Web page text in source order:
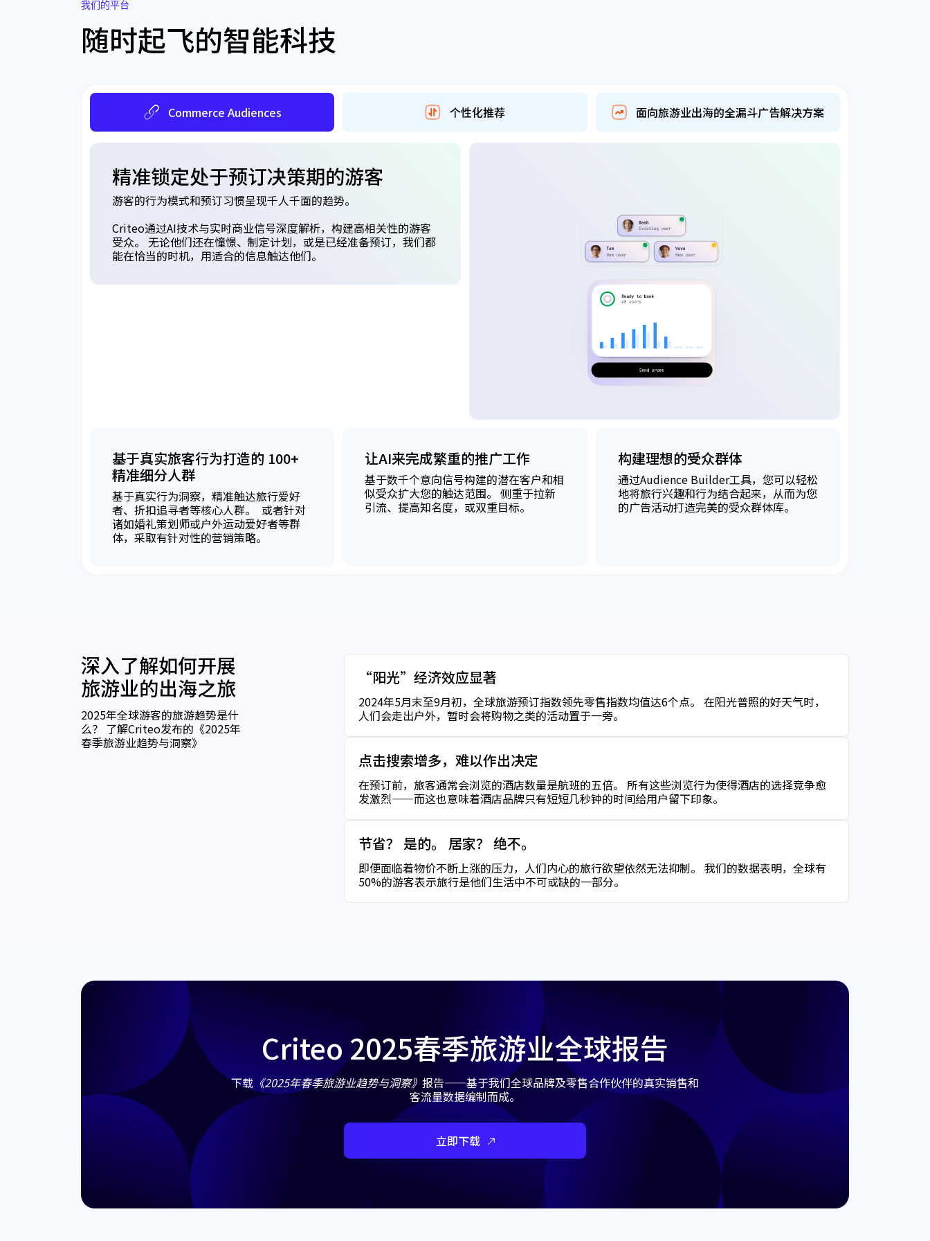
我们的平台
随时起飞的智能科技
Commerce Audiences 个性化推荐 面向旅游业出海的全漏斗广告解决方案
精准锁定处于预订决策期的游客
游客的行为模式和预订习惯呈现千人千面的趋势。
Criteo通过AI技术与实时商业信号深度解析，构建高相关性的游客
受众。 无论他们还在憧憬、制定计划，或是已经准备预订，我们都
能在恰当的时机，用适合的信息触达他们。
基于真实旅客行为打造的 100+
精准细分人群
基于真实行为洞察，精准触达旅行爱好
者、折扣追寻者等核心人群。 或者针对
诸如婚礼策划师或户外运动爱好者等群
体，采取有针对性的营销策略。
让AI来完成繁重的推广工作
基于数千个意向信号构建的潜在客户和相
似受众扩大您的触达范围。 侧重于拉新
引流、提高知名度，或双重目标。
构建理想的受众群体
通过Audience Builder工具，您可以轻松
地将旅行兴趣和行为结合起来，从而为您
的广告活动打造完美的受众群体库。
深入了解如何开展
旅游业的出海之旅
2025年全球游客的旅游趋势是什
么？ 了解Criteo发布的《2025年
春季旅游业趋势与洞察》
“阳光”经济效应显著
2024年5月末至9月初，全球旅游预订指数领先零售指数均值达6个点。 在阳光普照的好天气时，
人们会走出户外，暂时会将购物之类的活动置于一旁。
点击搜索增多，难以作出决定
在预订前，旅客通常会浏览的酒店数量是航班的五倍。 所有这些浏览行为使得酒店的选择竞争愈
发激烈——而这也意味着酒店品牌只有短短几秒钟的时间给用户留下印象。
节省？ 是的。 居家？ 绝不。
即便面临着物价不断上涨的压力，人们内心的旅行欲望依然无法抑制。 我们的数据表明，全球有
50%的游客表示旅行是他们生活中不可或缺的一部分。
Criteo 2025春季旅游业全球报告
下载 《2025年春季旅游业趋势与洞察》 报告——基于我们全球品牌及零售合作伙伴的真实销售和
客流量数据编制而成。
立即下载